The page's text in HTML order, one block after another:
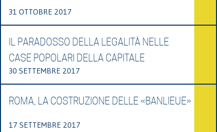
31 OTTOBRE 2017
IL PARADOSSO DELLA LEGALITÀ NELLE
CASE POPOLARI DELLA CAPITALE
30 SETTEMBRE 2017
ROMA, LA COSTRUZIONE DELLE «BANLIEUE»
17 SETTEMBRE 2017